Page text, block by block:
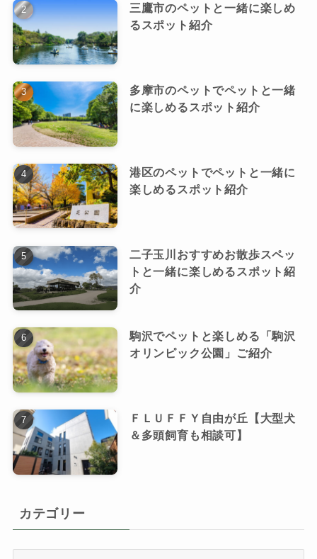
三鷹市のペットと一緒に楽しめ
るスポット紹介
多摩市のペットでペットと一緒
に楽しめるスポット紹介
港区のペットでペットと一緒に
楽しめるスポット紹介
二子玉川おすすめお散歩スペッ
トと一緒に楽しめるスポット紹
介
駒沢でペットと楽しめる「駒沢
オリンピック公園」ご紹介
ＦＬＵＦＦＹ自由が丘【大型犬
＆多頭飼育も相談可】
カテゴリー